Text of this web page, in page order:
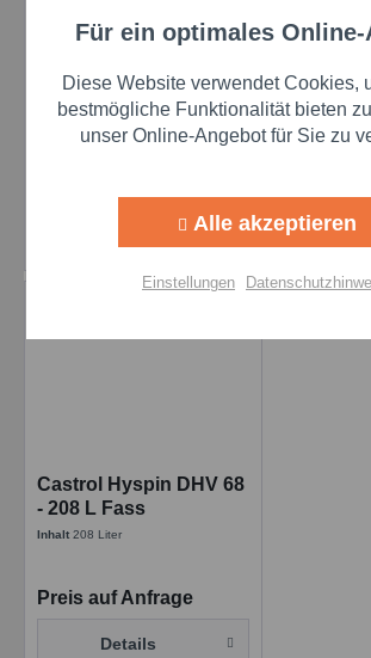
Castrol Hyspin DHV 46
- 208 l Fass
208 Liter
Castrol
20 L
Castrol Hyspin DHV 68
- 208 L Fass
Inhalt208 Liter
Preis auf Anfrage
Details
Für ein optimales Online-
Diese Website verwendet Cookies,
bestmögliche Funktionalität bieten
unser Online-Angebot für Sie zu
Alle akzeptieren
Einstellungen